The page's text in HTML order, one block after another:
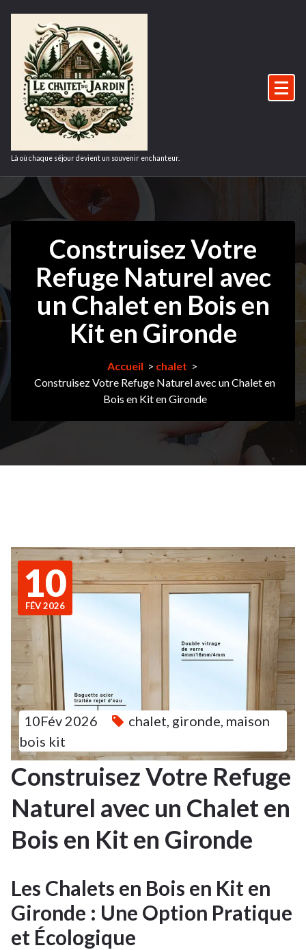
contenu
Là où chaque séjour devient un souvenir enchanteur.
Construisez Votre
Refuge Naturel avec
un Chalet en Bois en
Kit en Gironde
Accueil > chalet >
Construisez Votre Refuge Naturel avec un Chalet en
Bois en Kit en Gironde
10
FÉV 2026
10Fév 2026 chalet gironde maison
bois kit
Construisez Votre Refuge
Naturel avec un Chalet en
Bois en Kit en Gironde
Les Chalets en Bois en Kit en
Gironde : Une Option Pratique
et Écologique